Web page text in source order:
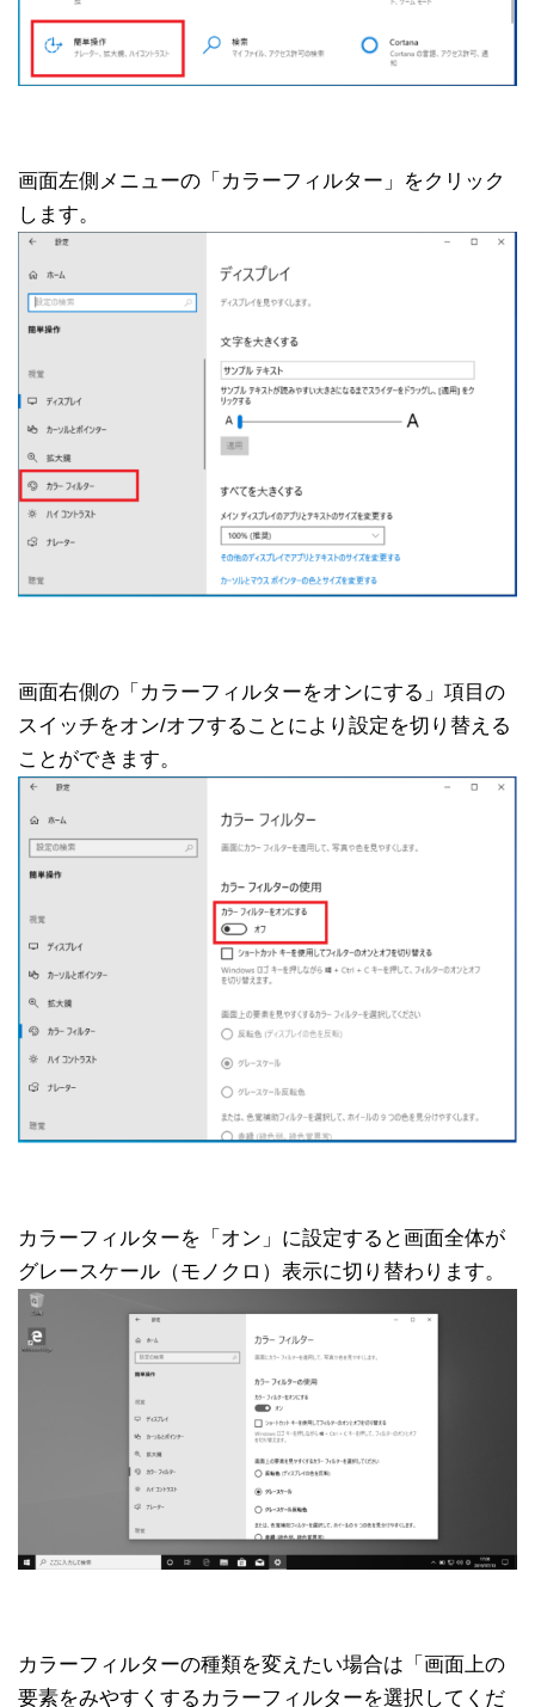
画面左側メニューの「カラーフィルター」をクリック
します。
画面右側の「カラーフィルターをオンにする」項目の
スイッチをオン/オフすることにより設定を切り替える
ことができます。
カラーフィルターを「オン」に設定すると画面全体が
グレースケール（モノクロ）表示に切り替わります。
カラーフィルターの種類を変えたい場合は「画面上の
要素をみやすくするカラーフィルターを選択してくだ